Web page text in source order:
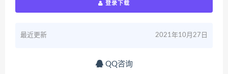
登录下载
最近更新 2021年10月27日
QQ咨询